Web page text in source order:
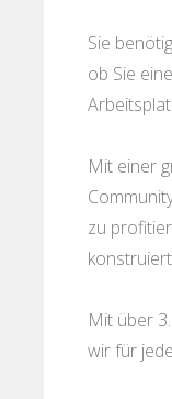
Sie
ob Sie
Mit einer
zu
Mit über
wir für